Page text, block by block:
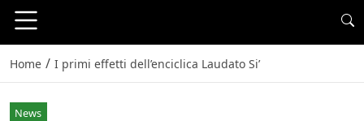
Home / I primi effetti dell’enciclica Laudato Si’
News